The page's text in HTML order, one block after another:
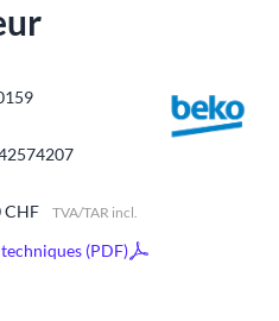
CHF TVA/TAR incl.
(PDF)